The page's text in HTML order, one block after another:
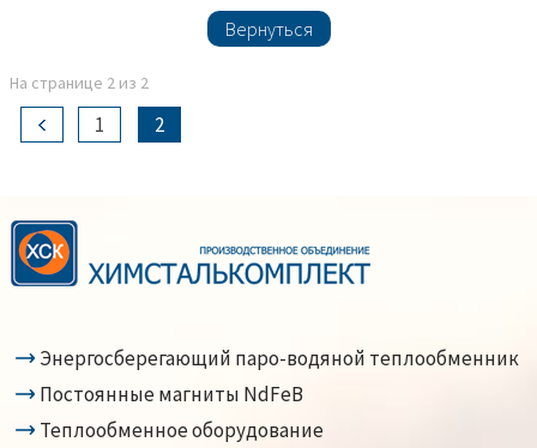
Вернуться
На странице 2 из 2
1 2
Энергосберегающий паро-водяной теплообменник
Постоянные магниты NdFeB
Теплообменное оборудование